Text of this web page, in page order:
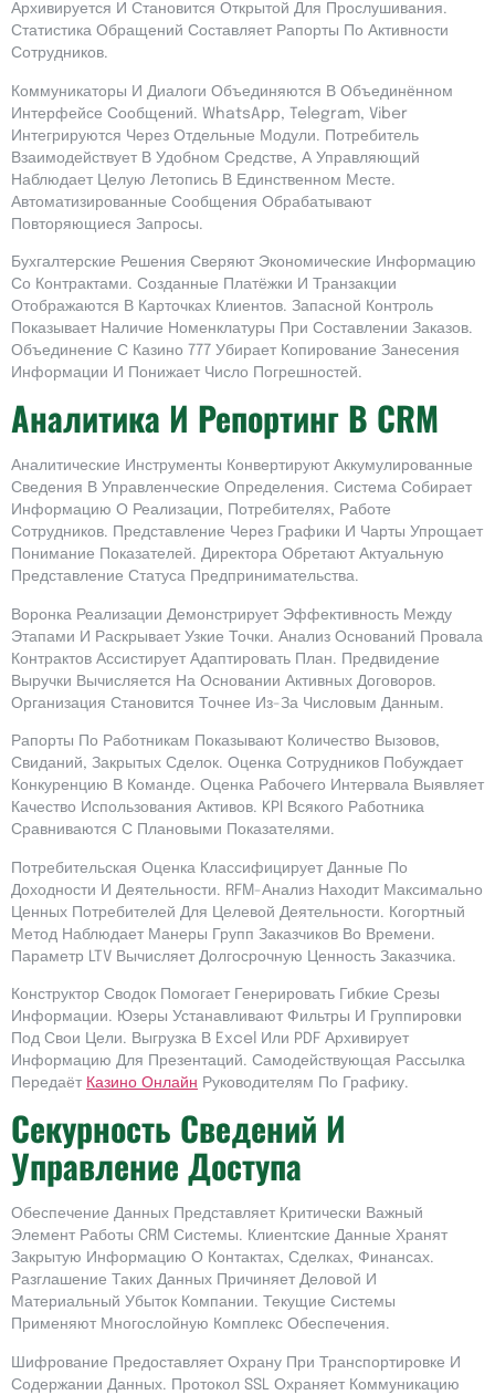
Архивируется И Становится Открытой Для Прослушивания.
Статистика Обращений Составляет Рапорты По Активности
Сотрудников.
Коммуникаторы И Диалоги Объединяются В Объединённом
Интерфейсе Сообщений. WhatsApp, Telegram, Viber
Интегрируются Через Отдельные Модули. Потребитель
Взаимодействует В Удобном Средстве, А Управляющий
Наблюдает Целую Летопись В Единственном Месте.
Автоматизированные Сообщения Обрабатывают
Повторяющиеся Запросы.
Бухгалтерские Решения Сверяют Экономические Информацию
Со Контрактами. Созданные Платёжки И Транзакции
Отображаются В Карточках Клиентов. Запасной Контроль
Показывает Наличие Номенклатуры При Составлении Заказов.
Объединение С Казино 777 Убирает Копирование Занесения
Информации И Понижает Число Погрешностей.
Аналитика И Репортинг В CRM
Аналитические Инструменты Конвертируют Аккумулированные
Сведения В Управленческие Определения. Система Собирает
Информацию О Реализации, Потребителях, Работе
Сотрудников. Представление Через Графики И Чарты Упрощает
Понимание Показателей. Директора Обретают Актуальную
Представление Статуса Предпринимательства.
Воронка Реализации Демонстрирует Эффективность Между
Этапами И Раскрывает Узкие Точки. Анализ Оснований Провала
Контрактов Ассистирует Адаптировать План. Предвидение
Выручки Вычисляется На Основании Активных Договоров.
Организация Становится Точнее Из-За Числовым Данным.
Рапорты По Работникам Показывают Количество Вызовов,
Свиданий, Закрытых Сделок. Оценка Сотрудников Побуждает
Конкуренцию В Команде. Оценка Рабочего Интервала Выявляет
Качество Использования Активов. KPI Всякого Работника
Сравниваются С Плановыми Показателями.
Потребительская Оценка Классифицирует Данные По
Доходности И Деятельности. RFM-Анализ Находит Максимально
Ценных Потребителей Для Целевой Деятельности. Когортный
Метод Наблюдает Манеры Групп Заказчиков Во Времени.
Параметр LTV Вычисляет Долгосрочную Ценность Заказчика.
Конструктор Сводок Помогает Генерировать Гибкие Срезы
Информации. Юзеры Устанавливают Фильтры И Группировки
Под Свои Цели. Выгрузка В Excel Или PDF Архивирует
Информацию Для Презентаций. Самодействующая Рассылка
Передаёт Казино Онлайн Руководителям По Графику.
Секурность Сведений И
Управление Доступа
Обеспечение Данных Представляет Критически Важный
Элемент Работы CRM Системы. Клиентские Данные Хранят
Закрытую Информацию О Контактах, Сделках, Финансах.
Разглашение Таких Данных Причиняет Деловой И
Материальный Убыток Компании. Текущие Системы
Применяют Многослойную Комплекс Обеспечения.
Шифрование Предоставляет Охрану При Транспортировке И
Содержании Данных. Протокол SSL Охраняет Коммуникацию